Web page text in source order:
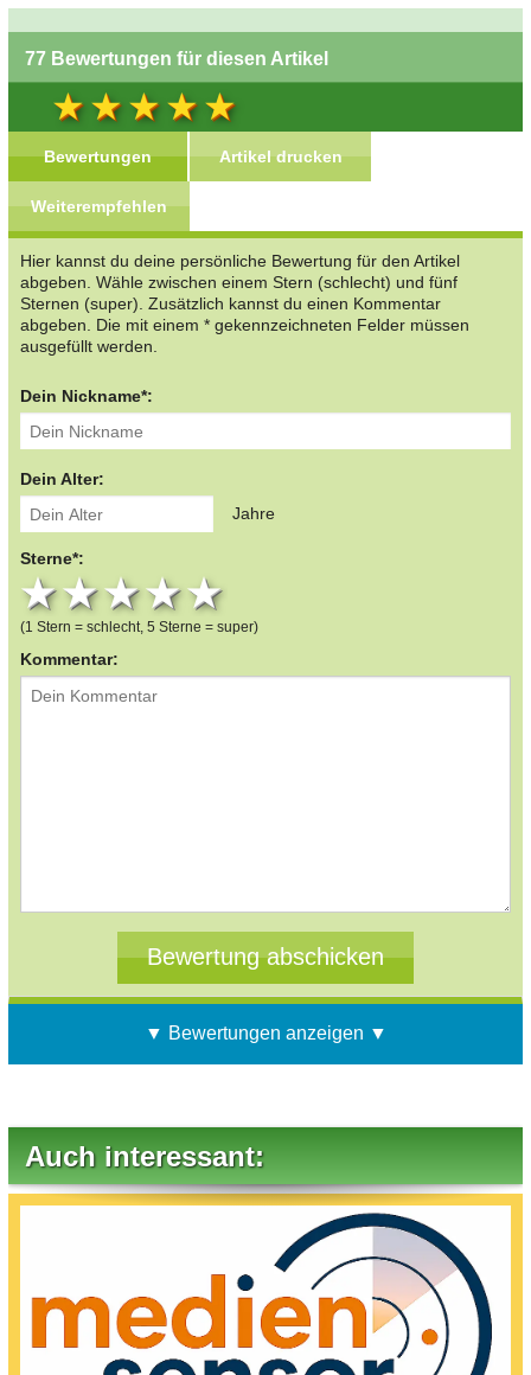
77 Bewertungen für diesen Artikel
Bewertungen Artikel drucken
Weiterempfehlen
Hier kannst du deine persönliche Bewertung für den Artikel
abgeben. Wähle zwischen einem Stern (schlecht) und fünf
Sternen (super). Zusätzlich kannst du einen Kommentar
abgeben. Die mit einem * gekennzeichneten Felder müssen
ausgefüllt werden.
Dein Nickname*:
Dein Alter:
Jahre
Sterne*:
4 stars
3 stars
2 stars
1 star
(1 Stern = schlecht, 5 Sterne = super)
Kommentar:
▼ Bewertungen anzeigen ▼
Auch interessant: